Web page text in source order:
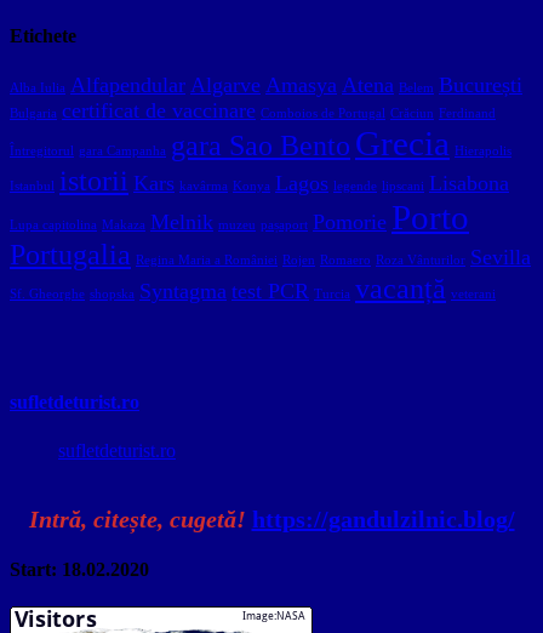
Etichete
Alba Iulia Alfapendular Algarve Amasya Atena Belem București
Bulgaria certificat de vaccinare Comboios de Portugal Crăciun Ferdinand
Întregitorul gara Campanha gara Sao Bento Grecia Hierapolis
Istanbul istorii Kars kavârma Konya Lagos legende lipscani Lisabona
Lupa capitolina Makaza Melnik muzeu pașaport Pomorie Porto
Portugalia Regina Maria a României Rojen Romaero Roza Vânturilor Sevilla
Sf. Gheorghe shopska Syntagma test PCR Turcia vacanță veterani
sufletdeturist.ro
sufletdeturist.ro
Intră, citește, cugetă! https://gandulzilnic.blog/
Start: 18.02.2020